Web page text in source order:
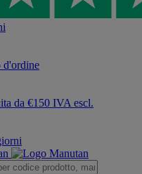
d'ordine
da €150 IVA escl.